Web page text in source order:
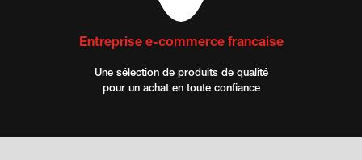
Entreprise e-commerce francaise
Une sélection de produits de qualité
pour un achat en toute confiance